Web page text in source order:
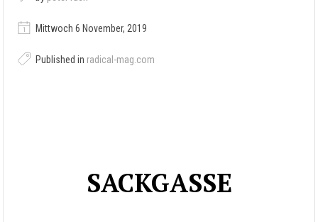
Mittwoch 6 November, 2019
Published in radical-mag.com
SACKGASSE